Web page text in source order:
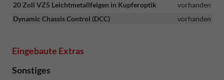
20 Zoll VZ5 Leichtmetallfelgen in Kupferoptik
vorhanden
Dynamic Chassis Control (DCC)
vorhanden
Eingebaute Extras
Sonstiges